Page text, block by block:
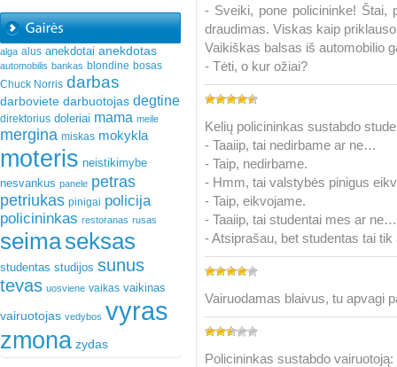
alga alus anekdotai anekdotas
automobilis bankas blondine bosas
Chuck Norris darbas
darboviete darbuotojas degtine
direktorius doleriai mama meile
mergina miskas mokykla
moteris neistikimybe
nesvankus panele petras
petriukas pinigai policija
policininkas restoranas rusas
seimaseksas
studentas studijos sunus
tevas uosviene vaikas vaikinas
vairuotojas vedybos vyras
zmona zydas
- Sveiki, pone policininke! Štai,
draudimas. Viskas kaip
Vaikiškas balsas iš automobilio
- Tėti, o kur ožiai?
Kelių policininkas sustabdo
- Taaiip, tai nedirbame ar ne…
- Taip, nedirbame.
- Hmm, tai valstybės pinigus
- Taip, eikvojame.
- Taaiip, tai studentai mes ar ne…
- Atsiprašau, bet studentas tai tik
Vairuodamas blaivus, tu apvagi
Policininkas sustabdo vairuotoją: